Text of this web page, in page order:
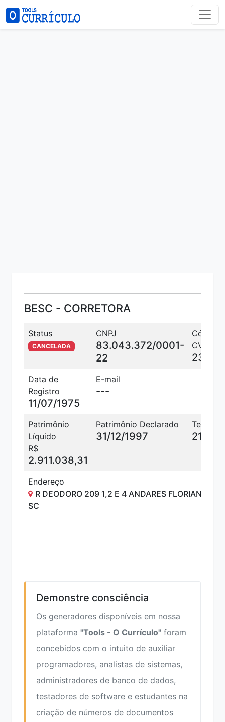
BESC - CORRETORA
Status
CANCELADA
CNPJ
83.043.372/0001-
22
Código
CVM
2399
Data de
Registro
11/07/1975
E-mail
---
Patrimônio
Líquido
R$
2.911.038,31
Patrimônio Declarado
31/12/1997
Telefone
Endereço
R DEODORO 209 1,2 E 4 ANDARES
SC
Demonstre consciência
Os generadores disponíveis em nossa
plataforma "Tools - O Currículo" foram
concebidos com o intuito de auxiliar
programadores, analistas de sistemas,
administradores de banco de dados,
testadores de software e estudantes na
criação de números de documentos